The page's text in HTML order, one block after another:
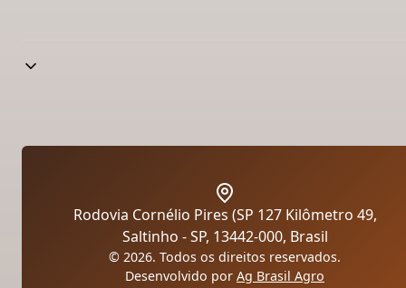
Rodovia Cornélio Pires (SP 127 Kilômetro 49,
Saltinho - SP, 13442-000, Brasil
© 2026. Todos os direitos reservados.
Desenvolvido por Ag Brasil Agro